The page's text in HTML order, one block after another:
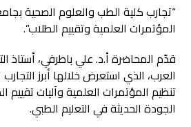
“تجارب كلية الطب والعلوم الصحية
المؤتمرات العلمية وتقييم الطلاب”.
قدّم المحاضرة أ.د. علي باطرفي، أستاذ
العرب، الذي استعرض خلالها أبرز
تنظيم المؤتمرات العلمية وآليات
الجودة الحديثة في التعليم الطبي.